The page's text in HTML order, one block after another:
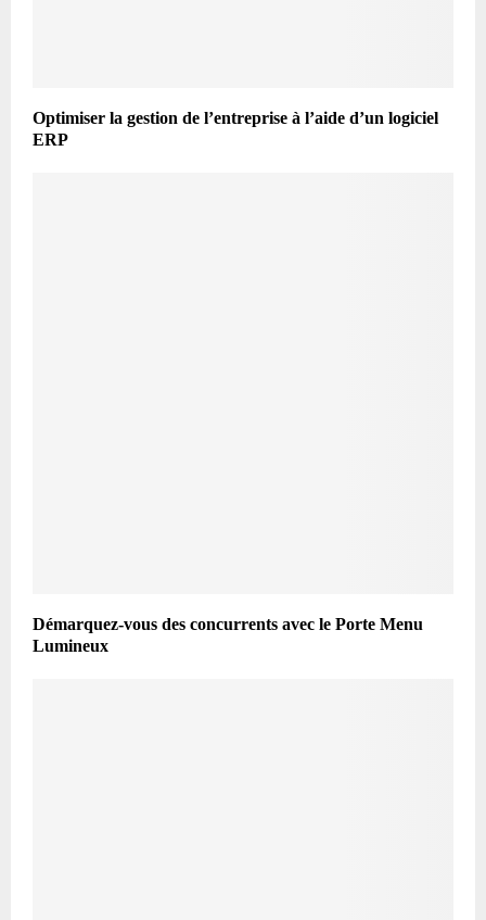
Optimiser la gestion de l’entreprise à l’aide d’un logiciel
ERP
Démarquez-vous des concurrents avec le Porte Menu
Lumineux